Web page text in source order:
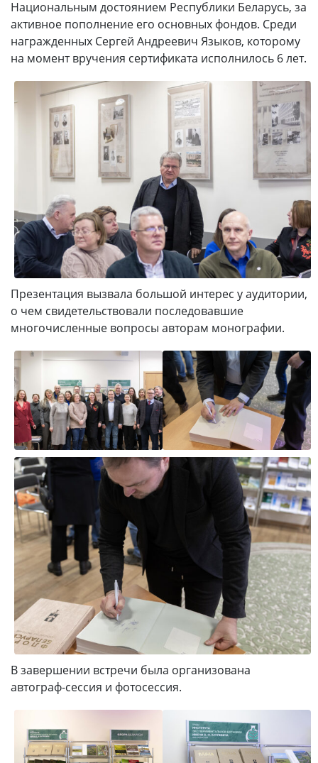
Национальным достоянием Республики Беларусь, за
активное пополнение его основных фондов. Среди
награжденных Сергей Андреевич Языков, которому
на момент вручения сертификата исполнилось 6 лет.
Презентация вызвала большой интерес у аудитории,
о чем свидетельствовали последовавшие
многочисленные вопросы авторам монографии.
В завершении встречи была организована
автограф-сессия и фотосессия.